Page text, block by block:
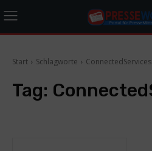
Start Schlagworte ConnectedServices
Tag: